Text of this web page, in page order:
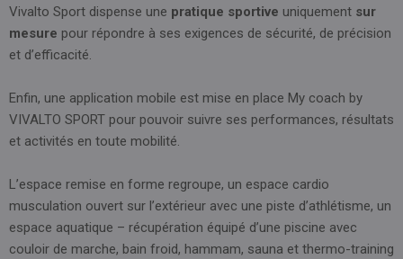
Vivalto Sport dispense une pratique sportive uniquement sur
mesure pour répondre à ses exigences de sécurité, de précision
et d’efficacité.
Enfin, une application mobile est mise en place My coach by
VIVALTO SPORT pour pouvoir suivre ses performances, résultats
et activités en toute mobilité.
L’espace remise en forme regroupe, un espace cardio
musculation ouvert sur l’extérieur avec une piste d’athlétisme, un
espace aquatique – récupération équipé d’une piscine avec
couloir de marche, bain froid, hammam, sauna et thermo-training